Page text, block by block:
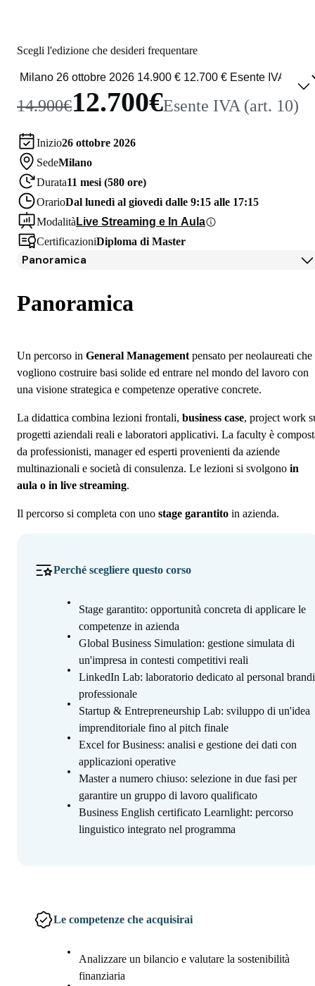
Scegli l'edizione che desideri frequentare
14.900€12.700€Esente IVA (art. 10)
Inizio26 ottobre 2026
SedeMilano
Durata11 mesi (580 ore)
OrarioDal lunedì al giovedì dalle 9:15 alle 17:15
Modalità Live Streaming e In Aula
CertificazioniDiploma di Master
Panoramica
Programma
Docenti
Iscrizione
Borse di studio e finanziamenti
Open Day
Panoramica
Un percorso in General Management pensato per neolaureati che
vogliono costruire basi solide ed entrare nel mondo del lavoro con
una visione strategica e competenze operative concrete.
La didattica combina lezioni frontali, business case, project work
progetti aziendali reali e laboratori applicativi. La faculty è
da professionisti, manager ed esperti provenienti da aziende
multinazionali e società di consulenza. Le lezioni si svolgono in
aula o in live streaming.
Il percorso si completa con uno stage garantito in azienda.
Perché scegliere questo corso
Stage garantito: opportunità concreta di applicare le
competenze in azienda
Global Business Simulation: gestione simulata di
un'impresa in contesti competitivi reali
LinkedIn Lab: laboratorio dedicato al personal
professionale
Startup & Entrepreneurship Lab: sviluppo di un'idea
imprenditoriale fino al pitch finale
Excel for Business: analisi e gestione dei dati con
applicazioni operative
Master a numero chiuso: selezione in due fasi per
garantire un gruppo di lavoro qualificato
Business English certificato Learnlight: percorso
linguistico integrato nel programma
Le competenze che acquisirai
Analizzare un bilancio e valutare la sostenibilità
finanziaria